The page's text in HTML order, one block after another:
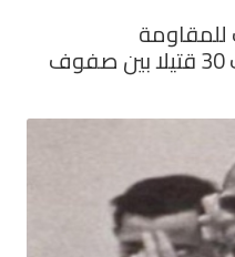
الموريتانية .. مذبحة تخلف 30 قتيلا بين صفوف